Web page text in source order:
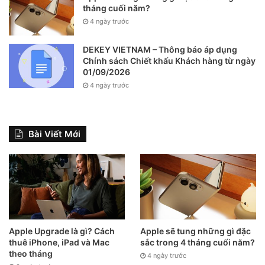
Sự kiện Xiaomi ra mắt sản phẩm Xiaomi MIX 4 (10/8)
5. Sự kiện California Streaming (14/9)
Apple tiếp tục làm “dậy sóng” thị trường công nghệ khi cho
công bố sự kiện California Streaming diễn ra vào ngày
14/9. Đây là sự kiện cực hot với sự ra mắt của dòng sản
phẩm iPhone 13 và hàng loạt các sản phẩm công nghệ mới
tháng cuối năm?
4 ngày trước
DEKEY VIETNAM – Thông báo áp dụng
Chính sách Chiết khấu Khách hàng từ ngày
01/09/2026
4 ngày trước
Bài Viết Mới
Apple Upgrade là gì? Cách
thuê iPhone, iPad và Mac
theo tháng
Apple sẽ tung những gì đặc
sắc trong 4 tháng cuối năm?
4 ngày trước